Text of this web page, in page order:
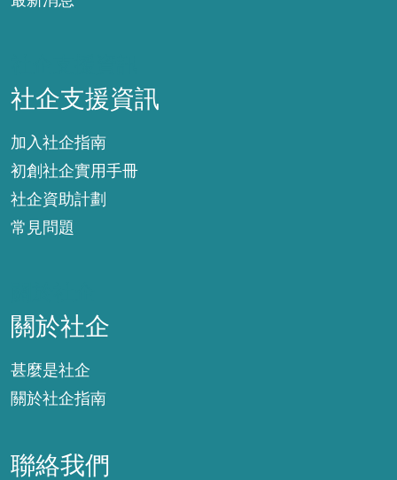
社企支援資訊
加入社企指南
初創社企實用手冊
社企資助計劃
常見問題
關於社企
甚麼是社企
關於社企指南
聯絡我們